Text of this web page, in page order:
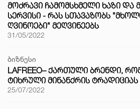
ᲛᲝᲫᲠᲐᲕᲘ ᲩᲐᲛᲝᲛᲡᲮᲛᲔᲚᲘ ᲮᲐᲖᲘ ᲓᲐ
ᲡᲔᲠᲕᲘᲡᲘ - ᲠᲐᲡ ᲡᲗᲐᲕᲐᲖᲝᲑᲡ
ᲦᲕᲘᲜᲝᲔᲑᲘ" ᲛᲔᲦᲕᲘᲜᲔᲔᲑᲡ
31/05/2022
ბიზნესი
LAFREEO– ᲥᲐᲠᲗᲣᲚᲘ ᲑᲠᲔᲜᲓᲘ,
ᲢᲘᲮᲠᲣᲚᲘ ᲛᲘᲜᲐᲜᲥᲠᲘᲡ
25/07/2022